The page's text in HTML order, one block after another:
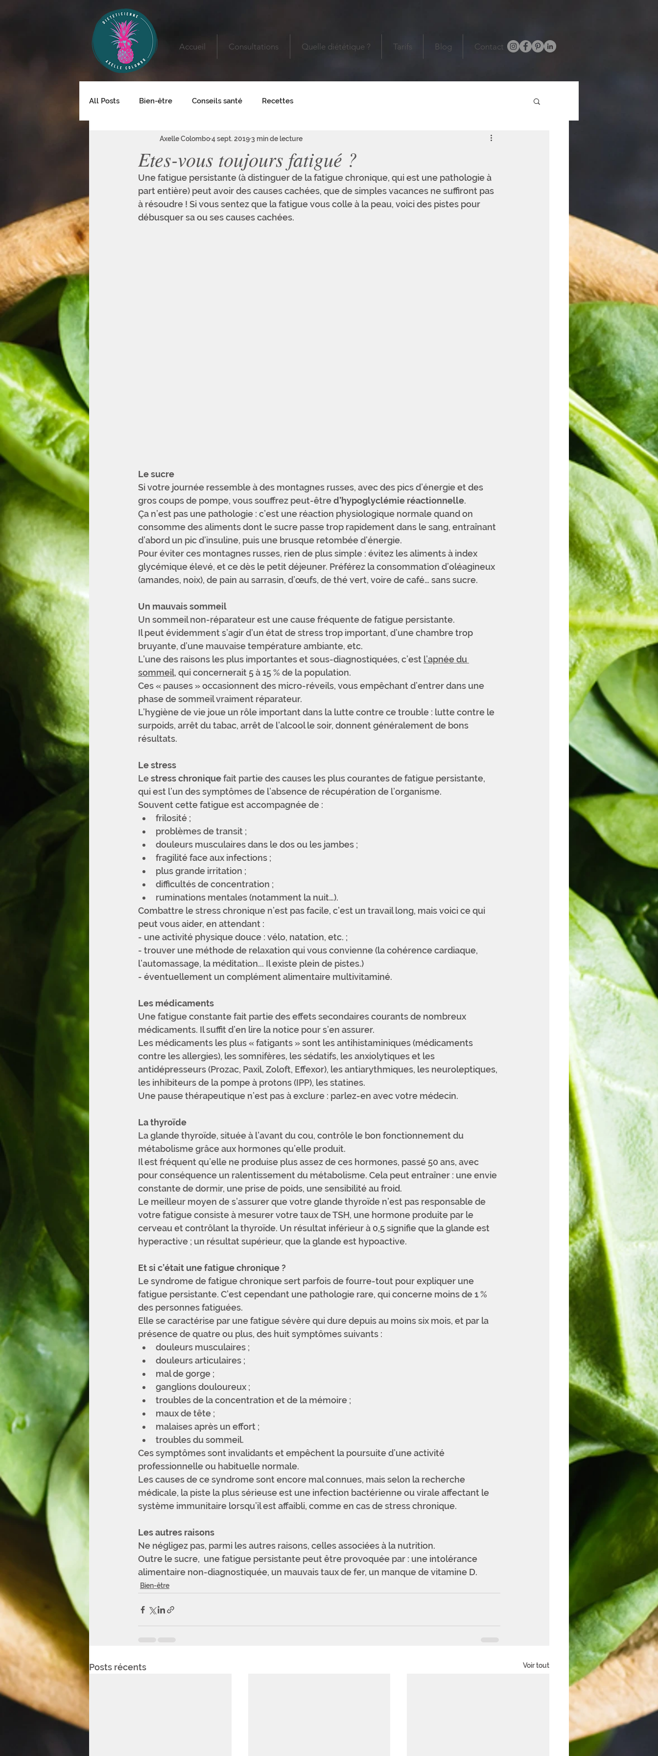
Accueil Consultations Quelle diététique ? Tarifs Blog Contact
All Posts Bien-être Conseils santé Recettes
Etes-vous toujours fatigué ?
Axelle Colombo4 sept. 20193 min de lecture
Une fatigue persistante (à distinguer de la fatigue chronique, qui est une pathologie à
part entière) peut avoir des causes cachées, que de simples vacances ne suffiront pas
à résoudre ! Si vous sentez que la fatigue vous colle à la peau, voici des pistes pour
débusquer sa ou ses causes cachées.
Le sucre
Si votre journée ressemble à des montagnes russes, avec des pics d’énergie et des
gros coups de pompe, vous souffrez peut-être d’hypoglyclémie réactionnelle.
Ça n’est pas une pathologie : c’est une réaction physiologique normale quand on
consomme des aliments dont le sucre passe trop rapidement dans le sang, entraînant
d’abord un pic d’insuline, puis une brusque retombée d’énergie.
Pour éviter ces montagnes russes, rien de plus simple : évitez les aliments à index
glycémique élevé, et ce dès le petit déjeuner. Préférez la consommation d’oléagineux
(amandes, noix), de pain au sarrasin, d’œufs, de thé vert, voire de café… sans sucre.
Un mauvais sommeil
Un sommeil non-réparateur est une cause fréquente de fatigue persistante.
Il peut évidemment s’agir d’un état de stress trop important, d’une chambre trop
bruyante, d’une mauvaise température ambiante, etc.
L’une des raisons les plus importantes et sous-diagnostiquées, c’est l’apnée du
sommeil, qui concernerait 5 à 15 % de la population.
Ces « pauses » occasionnent des micro-réveils, vous empêchant d’entrer dans une
phase de sommeil vraiment réparateur.
L’hygiène de vie joue un rôle important dans la lutte contre ce trouble : lutte contre le
surpoids, arrêt du tabac, arrêt de l’alcool le soir, donnent généralement de bons
résultats.
Le stress
Le stress chronique fait partie des causes les plus courantes de fatigue persistante,
qui est l’un des symptômes de l’absence de récupération de l’organisme.
Souvent cette fatigue est accompagnée de :
frilosité ;
problèmes de transit ;
douleurs musculaires dans le dos ou les jambes ;
fragilité face aux infections ;
plus grande irritation ;
difficultés de concentration ;
ruminations mentales (notamment la nuit…).
Combattre le stress chronique n’est pas facile, c’est un travail long, mais voici ce qui
peut vous aider, en attendant :
- une activité physique douce : vélo, natation, etc. ;
- trouver une méthode de relaxation qui vous convienne (la cohérence cardiaque,
l’automassage, la méditation... Il existe plein de pistes.)
- éventuellement un complément alimentaire multivitaminé.
Les médicaments
Une fatigue constante fait partie des effets secondaires courants de nombreux
médicaments. Il suffit d’en lire la notice pour s’en assurer.
Les médicaments les plus « fatigants » sont les antihistaminiques (médicaments
contre les allergies), les somnifères, les sédatifs, les anxiolytiques et les
antidépresseurs (Prozac, Paxil, Zoloft, Effexor), les antiarythmiques, les neuroleptiques,
les inhibiteurs de la pompe à protons (IPP), les statines.
Une pause thérapeutique n’est pas à exclure : parlez-en avec votre médecin.
La thyroïde
La glande thyroïde, située à l’avant du cou, contrôle le bon fonctionnement du
métabolisme grâce aux hormones qu’elle produit.
Il est fréquent qu’elle ne produise plus assez de ces hormones, passé 50 ans, avec
pour conséquence un ralentissement du métabolisme. Cela peut entraîner : une envie
constante de dormir, une prise de poids, une sensibilité au froid.
Le meilleur moyen de s’assurer que votre glande thyroïde n’est pas responsable de
votre fatigue consiste à mesurer votre taux de TSH, une hormone produite par le
cerveau et contrôlant la thyroïde. Un résultat inférieur à 0,5 signifie que la glande est
hyperactive ; un résultat supérieur, que la glande est hypoactive.
Et si c’était une fatigue chronique ?
Le syndrome de fatigue chronique sert parfois de fourre-tout pour expliquer une
fatigue persistante. C’est cependant une pathologie rare, qui concerne moins de 1 %
des personnes fatiguées.
Elle se caractérise par une fatigue sévère qui dure depuis au moins six mois, et par la
présence de quatre ou plus, des huit symptômes suivants :
douleurs musculaires ;
douleurs articulaires ;
mal de gorge ;
ganglions douloureux ;
troubles de la concentration et de la mémoire ;
maux de tête ;
malaises après un effort ;
troubles du sommeil.
Ces symptômes sont invalidants et empêchent la poursuite d’une activité
professionnelle ou habituelle normale.
Les causes de ce syndrome sont encore mal connues, mais selon la recherche
médicale, la piste la plus sérieuse est une infection bactérienne ou virale affectant le
système immunitaire lorsqu’il est affaibli, comme en cas de stress chronique.
Les autres raisons
Ne négligez pas, parmi les autres raisons, celles associées à la nutrition.
Outre le sucre,  une fatigue persistante peut être provoquée par : une intolérance
alimentaire non-diagnostiquée, un mauvais taux de fer, un manque de vitamine D.
Bien-être
Posts récents Voir tout